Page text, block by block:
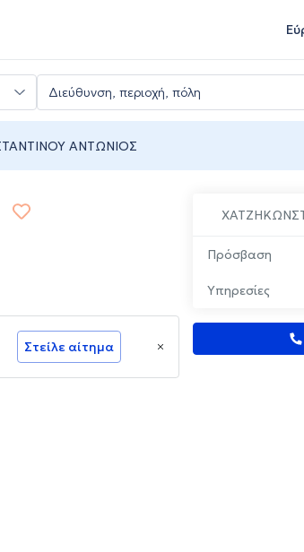
ΑΝΤΩΝΙΟΣ
Πρόσβαση
Υπηρεσίες
Στείλε αίτημα